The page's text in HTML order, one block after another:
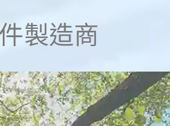
製造商